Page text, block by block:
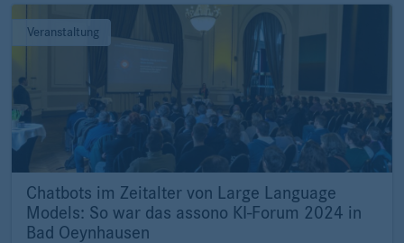
Veranstaltung
Chatbots im Zeitalter von Large Language
Models: So war das assono KI-Forum 2024 in
Bad Oeynhausen